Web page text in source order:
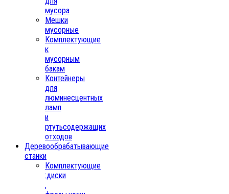
мусора
Мешки
мусорные
Комплектующие
к
мусорным
бакам
Контейнеры
для
люминесцентных
ламп
и
ртутьсодержащих
отходов
Деревообрабатывающие
станки
Комплектующие
:диски
,